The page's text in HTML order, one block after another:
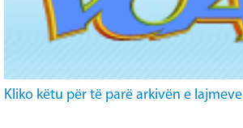
Kliko këtu për të parë arkivën e lajmeve